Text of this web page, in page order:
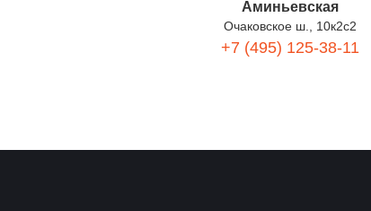
Аминьевская
Очаковское ш., 10к2с2
+7 (495) 125-38-11